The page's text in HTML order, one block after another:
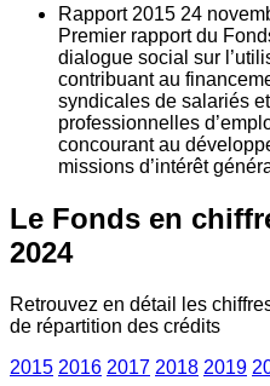
Rapport 2015 24
Premier rapport du
dialogue social sur
contribuant au
syndicales de salariés
professionnelles
concourant au
missions d’intérêt
Le Fonds en
2024
Retrouvez en détail les
de répartition des crédits
2015 2016 2017 2018 2019